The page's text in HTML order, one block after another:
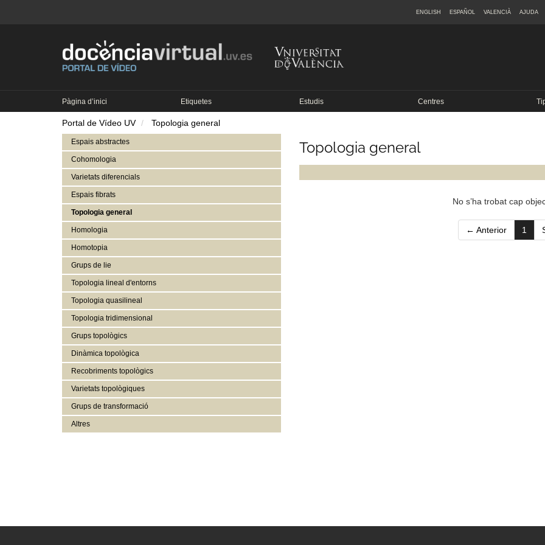
ENGLISH ESPAÑOL VALENCIÀ AJUDA
Pàgina d’inici Etiquetes Estudis Centres
Portal de Vídeo UV Topologia general
Espais abstractes
Cohomologia
Varietats diferencials
Espais fibrats
Topologia general
Homologia
Homotopia
Grups de lie
Topologia lineal d'entorns
Topologia quasilineal
Topologia tridimensional
Grups topològics
Dinàmica topològica
Recobriments topològics
Varietats topològiques
Grups de transformació
Altres
Topologia general
No s’ha trobat cap
← Anterior 1